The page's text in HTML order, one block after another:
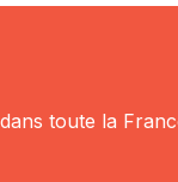
toute la